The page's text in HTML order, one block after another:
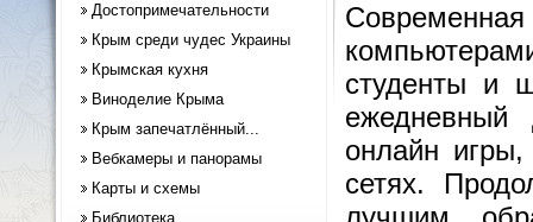
Достопримечательности
Крым среди чудес Украины
Крымская кухня
Виноделие Крыма
Крым запечатлённый...
Вебкамеры и панорамы
Карты и схемы
Библиотека
студенты и
ежедневный
онлайн
сетях.